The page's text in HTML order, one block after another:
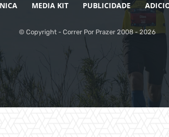
MEDIA KIT PUBLICIDADE
© Copyright - Correr Por Prazer 2008 - 2026